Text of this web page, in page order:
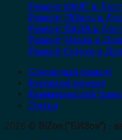
Ремонт ФИАТ в
Ремонт ГАЗель в
Ремонт ЛАДА в
Ремонт Мазда в
Ремонт Сузуки в
Слесарный ремонт
Кузовной ремонт
Коммерческий
Статьи
2026 © BiZon ("БИЗон") -